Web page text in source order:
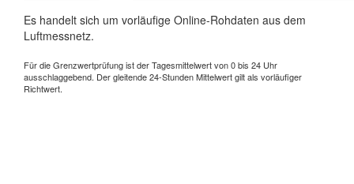
Es handelt sich um vorläufige Online-Rohdaten aus dem
Luftmessnetz.
Für die Grenzwertprüfung ist der Tagesmittelwert von 0 bis 24 Uhr
ausschlaggebend. Der gleitende 24-Stunden Mittelwert gilt als vorläufiger
Richtwert.